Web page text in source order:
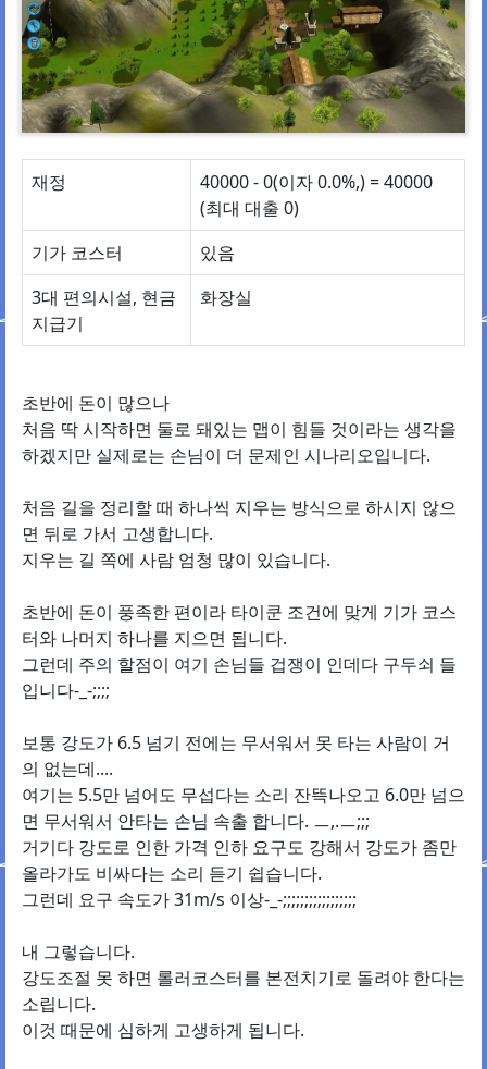
재정
40000 - 0(이자 0.0%,) = 40000
(최대 대출 0)
기가 코스터
있음
3대 편의시설, 현금
지급기
화장실
초반에 돈이 많으나
처음 딱 시작하면 둘로 돼있는 맵이 힘들 것이라는 생각을
하겠지만 실제로는 손님이 더 문제인 시나리오입니다.
처음 길을 정리할 때 하나씩 지우는 방식으로 하시지 않으
면 뒤로 가서 고생합니다.
지우는 길 쪽에 사람 엄청 많이 있습니다.
초반에 돈이 풍족한 편이라 타이쿤 조건에 맞게 기가 코스
터와 나머지 하나를 지으면 됩니다.
그런데 주의 할점이 여기 손님들 겁쟁이 인데다 구두쇠 들
입니다-_-;;;;
보통 강도가 6.5 넘기 전에는 무서워서 못 타는 사람이 거
의 없는데....
여기는 5.5만 넘어도 무섭다는 소리 잔뜩나오고 6.0만 넘으
면 무서워서 안타는 손님 속출 합니다. ㅡ,.ㅡ;;;
거기다 강도로 인한 가격 인하 요구도 강해서 강도가 좀만
올라가도 비싸다는 소리 듣기 쉽습니다.
그런데 요구 속도가 31m/s 이상-_-;;;;;;;;;;;;;;;;;
내 그렇습니다.
강도조절 못 하면 롤러코스터를 본전치기로 돌려야 한다는
소립니다.
이것 때문에 심하게 고생하게 됩니다.